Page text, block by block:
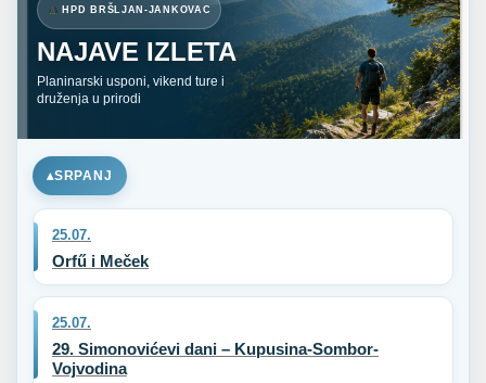
HPD BRŠLJAN-JANKOVAC
NAJAVE IZLETA
Planinarski usponi, vikend ture i
druženja u prirodi
SRPANJ
25.07.
Orfű i Meček
25.07.
29. Simonovićevi dani – Kupusina-Sombor-
Vojvodina